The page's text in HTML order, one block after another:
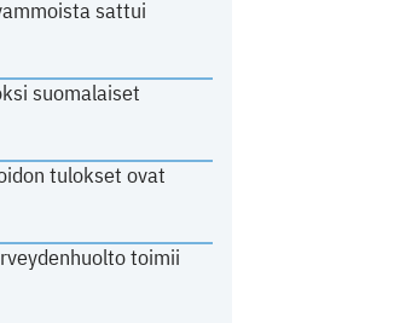
sattui
suomalaiset
tulokset ovat
toimii